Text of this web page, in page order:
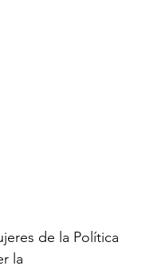
de la Política
la